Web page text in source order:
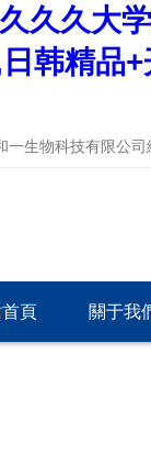
久久大
韩精品
生物科技有限公司
頁 關于我